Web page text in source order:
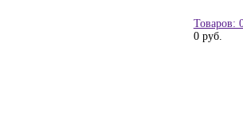
Товаров:
0 руб.